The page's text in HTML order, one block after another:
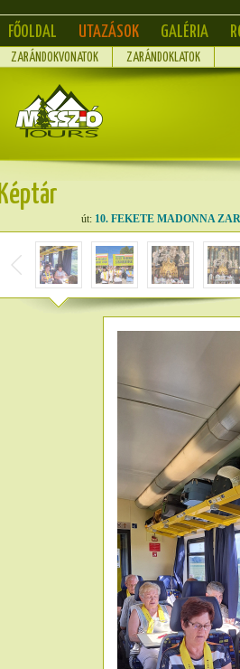
FŐOLDAL UTAZÁSOK GALÉRIA
ZARÁNDOKVONATOK ZARÁNDOKLATOK
Képtár
út: 10. FEKETE MADONNA